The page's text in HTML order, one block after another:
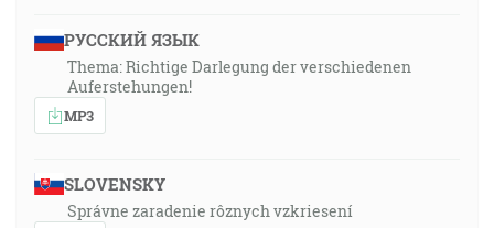
РУССКИЙ ЯЗЫК
Thema: Richtige Darlegung der verschiedenen
Auferstehungen!
MP3
SLOVENSKY
Správne zaradenie rôznych vzkriesení